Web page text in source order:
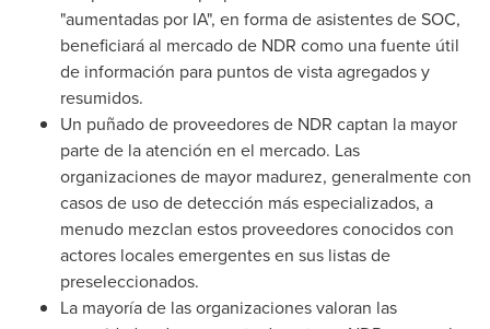
"aumentadas por IA", en forma de asistentes de SOC,
beneficiará al mercado de NDR como una fuente útil
de información para puntos de vista agregados y
resumidos.
Un puñado de proveedores de NDR captan la mayor
parte de la atención en el mercado. Las
organizaciones de mayor madurez, generalmente con
casos de uso de detección más especializados, a
menudo mezclan estos proveedores conocidos con
actores locales emergentes en sus listas de
preseleccionados.
La mayoría de las organizaciones valoran las